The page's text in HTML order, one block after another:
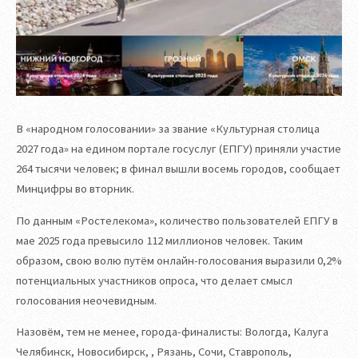
В «народном голосовании» за звание «Культурная столица
2027 года» на едином портале госуслуг (ЕПГУ) приняли участие
264 тысячи человек; в финал вышли восемь городов, сообщает
Минцифры во вторник.
По данным «Ростелекома», количество пользователей ЕПГУ в
мае 2025 года превысило 112 миллионов человек. Таким
образом, свою волю путём онлайн-голосования выразили 0,2%
потенциальных участников опроса, что делает смысл
голосования неочевидным.
Назовём, тем не менее, города-финалисты: Вологда, Калуга
Челябинск, Новосибирск, , Рязань, Сочи, Ставрополь,